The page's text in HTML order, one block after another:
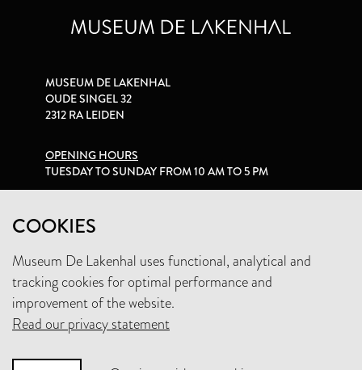
COOKIES
Museum De Lakenhal uses functional, analytical and
tracking cookies for optimal performance and
improvement of the website.
Read our privacy statement
MUSEUM DE LAKENHAL
OUDE SINGEL 32
2312 RA LEIDEN
OPENING HOURS
TUESDAY TO SUNDAY FROM 10 AM TO 5 PM
+31 (0)71 5165360
INFO@LAKENHAL.NL
SUPPORT THE MUSEUM